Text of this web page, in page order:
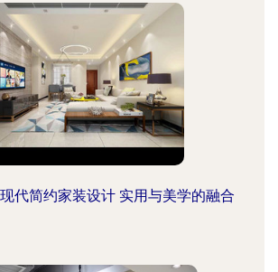
代简约家装设计 实用与美学的融合